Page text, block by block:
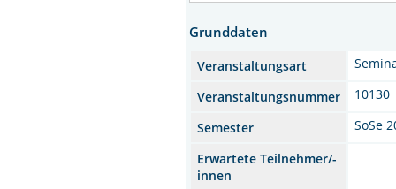
Grunddaten
Veranstaltungsart
Veranstaltungsnummer
10130
Semester
SoSe
Erwartete Teilnehmer/-
innen